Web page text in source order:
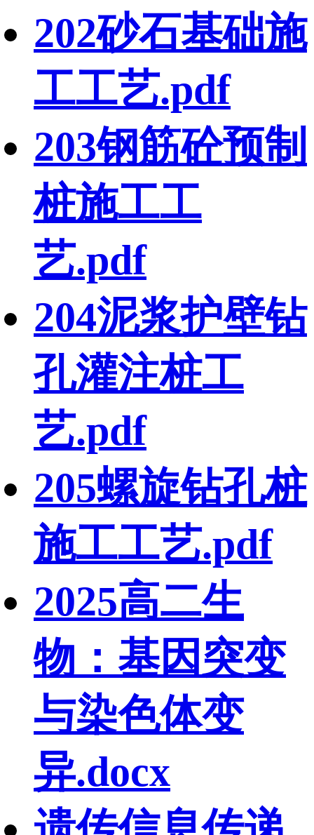
202砂石基础施
工工艺.pdf
203钢筋砼预制
桩施工工
艺.pdf
204泥浆护壁钻
孔灌注桩工
艺.pdf
205螺旋钻孔桩
施工工艺.pdf
2025高二生
物：基因突变
与染色体变
异.docx